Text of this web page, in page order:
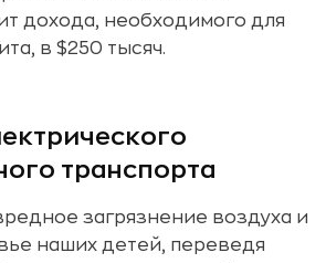
дохода, необходимого для
в $250 тысяч.
транспорта
загрязнение воздуха и
наших детей, переведя